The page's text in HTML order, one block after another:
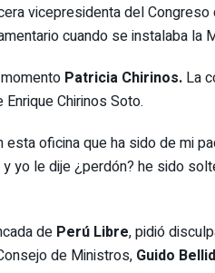
vicepresidenta del
cuando se instalaba la
Patricia Chirinos. La
Chirinos Soto.
oficina que ha sido de mi
yo le dije ¿perdón? he sido
de Perú Libre, pidió
de Ministros, Guido